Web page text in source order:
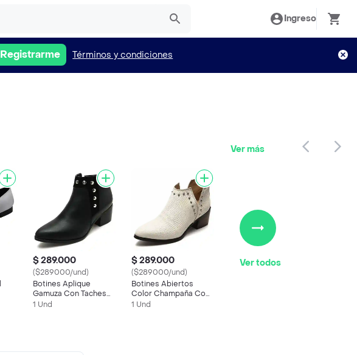
Ingreso
Registrarme Términos y condiciones
Ver más
$ 289.000
($289000/und)
Botines Aplique
Gamuza Con Taches
Color Negro
1 Und
$ 289.000
($289000/und)
Botines Abiertos
Color Champaña Con
Taches
1 Und
Ver todos